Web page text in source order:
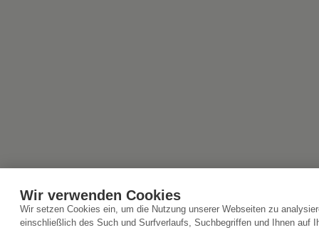
Wir verwenden Cookies
Wir setzen Cookies ein, um die Nutzung unserer Webseiten zu
einschließlich des Such und Surfverlaufs, Suchbegriffen und Ihnen auf